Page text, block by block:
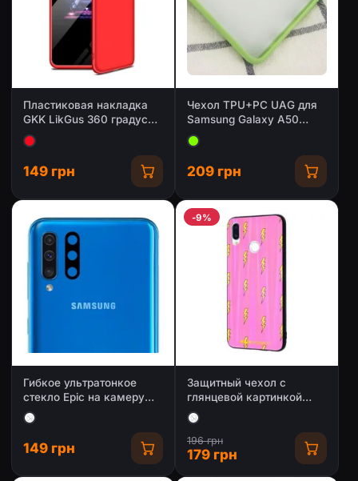
Пластиковая накладка
GKK LikGus 360 градусов
(opp) для Samsung Galaxy
A50 (A505F) / A50s /
149 грн
Чехол TPU+PC UAG для
Samsung Galaxy A50
(A505F) / A50s / A30s
209 грн
Гибкое ультратонкое
стекло Epic на камеру
для Samsung Galaxy A50
(A505F)
149 грн
-9%
Защитный чехол с
глянцевой картинкой
Flash для Samsung A30s/
A50/ A50s
196 грн
179 грн